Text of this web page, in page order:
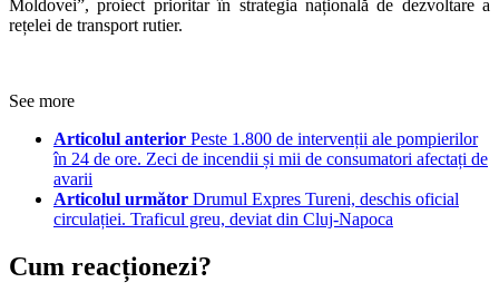
Moldovei”, proiect prioritar în strategia națională de dezvoltare a
rețelei de transport rutier.
See more
Articolul anterior Peste 1.800 de intervenții ale pompierilor
în 24 de ore. Zeci de incendii și mii de consumatori afectați de
avarii
Articolul următor Drumul Expres Tureni, deschis oficial
circulației. Traficul greu, deviat din Cluj-Napoca
Cum reacționezi?